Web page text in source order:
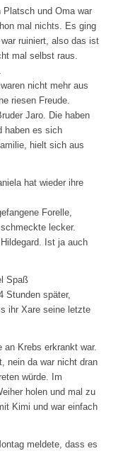
Platsch und Oma war
mal nichts. Es ging
ruiniert, also das ist
mal selbst raus.
nicht mehr aus
riesen Freude.
Jaro. Die haben
haben es sich
hielt sich aus
hat wieder ihre
Forelle,
lecker.
Ist ja auch
Spaß
später,
ihr Xare seine letzte
Krebs erkrankt war.
nein da war nicht dran
würde. Im
holen und mal zu
Kimi und war einfach
meldete, dass es